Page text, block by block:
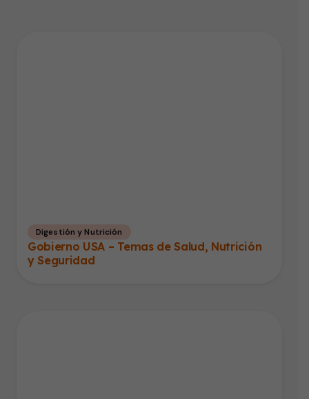
Digestión y Nutrición
Gobierno USA – Temas de Salud, Nutrición
y Seguridad